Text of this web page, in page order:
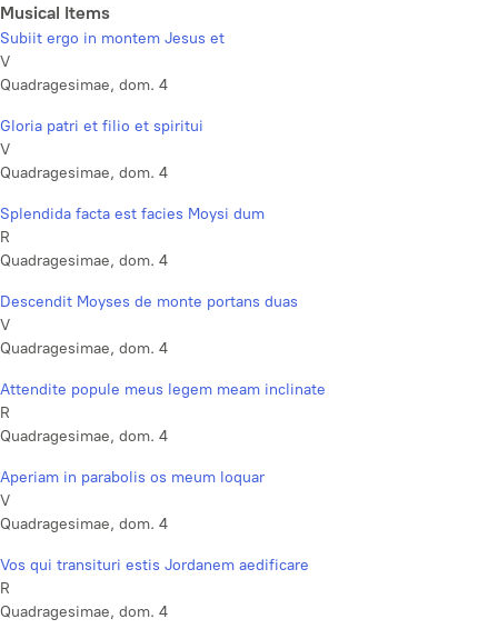
Musical Items
Subiit ergo in montem Jesus et
V
Quadragesimae, dom. 4
Gloria patri et filio et spiritui
V
Quadragesimae, dom. 4
Splendida facta est facies Moysi dum
R
Quadragesimae, dom. 4
Descendit Moyses de monte portans duas
V
Quadragesimae, dom. 4
Attendite popule meus legem meam inclinate
R
Quadragesimae, dom. 4
Aperiam in parabolis os meum loquar
V
Quadragesimae, dom. 4
Vos qui transituri estis Jordanem aedificare
R
Quadragesimae, dom. 4